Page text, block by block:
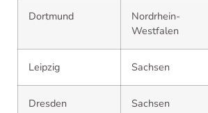
Dortmund
Nordrhein-
Westfalen
Leipzig Sachsen
Dresden Sachsen